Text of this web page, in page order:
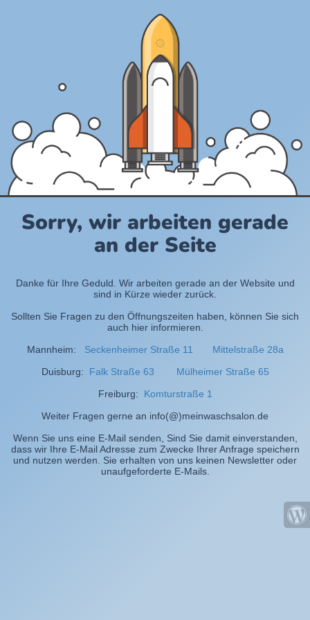
Sorry, wir arbeiten gerade
an der Seite
Danke für Ihre Geduld. Wir arbeiten gerade an der Website und
sind in Kürze wieder zurück.
Sollten Sie Fragen zu den Öffnungszeiten haben, können Sie sich
auch hier informieren.
Mannheim: Seckenheimer Straße 11
Mittelstraße 28a
Duisburg: Falk Straße 63
Mülheimer Straße 65
Freiburg:
Komturstraße 1
Weiter Fragen gerne an info(@)meinwaschsalon.de
Wenn Sie uns eine E-Mail senden, Sind Sie damit einverstanden,
dass wir Ihre E-Mail Adresse zum Zwecke Ihrer Anfrage speichern
und nutzen werden. Sie erhalten von uns keinen Newsletter oder
unaufgeforderte E-Mails.